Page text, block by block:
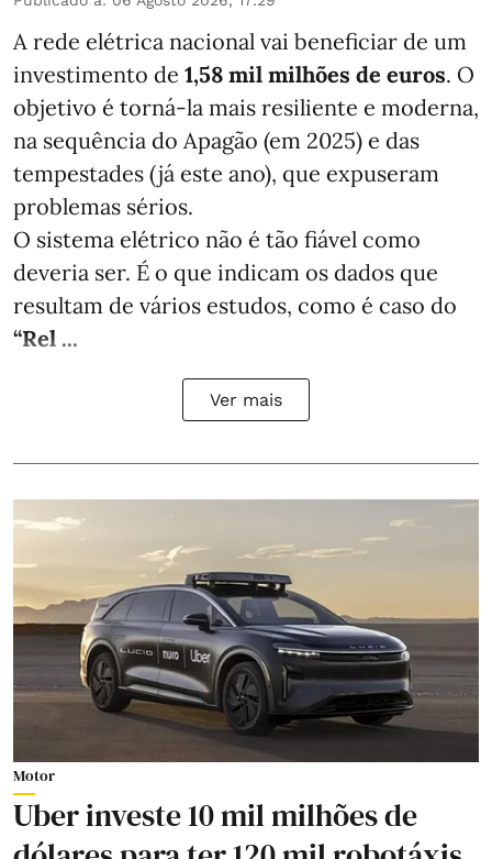
A rede elétrica nacional vai beneficiar de um
investimento de 1,58 mil milhões de euros. O
objetivo é torná-la mais resiliente e moderna,
na sequência do Apagão (em 2025) e das
tempestades (já este ano), que expuseram
problemas sérios.
O sistema elétrico não é tão fiável como
deveria ser. É o que indicam os dados que
resultam de vários estudos, como é caso do
“Rel ...
Ver mais
Motor
Uber investe 10 mil milhões de